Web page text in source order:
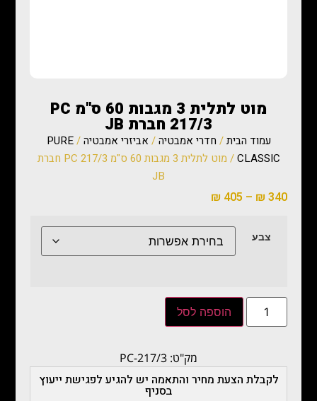
מוט לתלית 3 מגבות 60 ס"מ PC
217/3 חברת JB
עמוד הבית/ חדרי אמבטיה/ אביזרי אמבטיה/
PURE
CLASSIC
/ מוט לתלית 3 מגבות 60 ס"מ PC 217/3 חברת
JB
₪ 340
–
₪ 405
צבע
הוספה לסל
מק"ט: PC-217/3
לקבלת הצעת מחיר והתאמה יש להגיע לפגישת ייעוץ
בסניף